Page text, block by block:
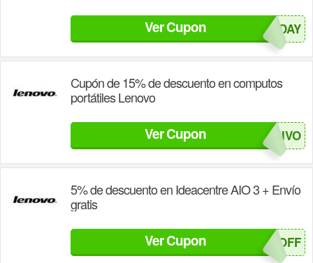
Ver Cupon CYBERMONDAY
Cupón de 15% de descuento en computos
portátiles Lenovo
Ver Cupon EXCLUSIVO
5% de descuento en Ideacentre AIO 3 + Envío
gratis
Ver Cupon AlOOFF